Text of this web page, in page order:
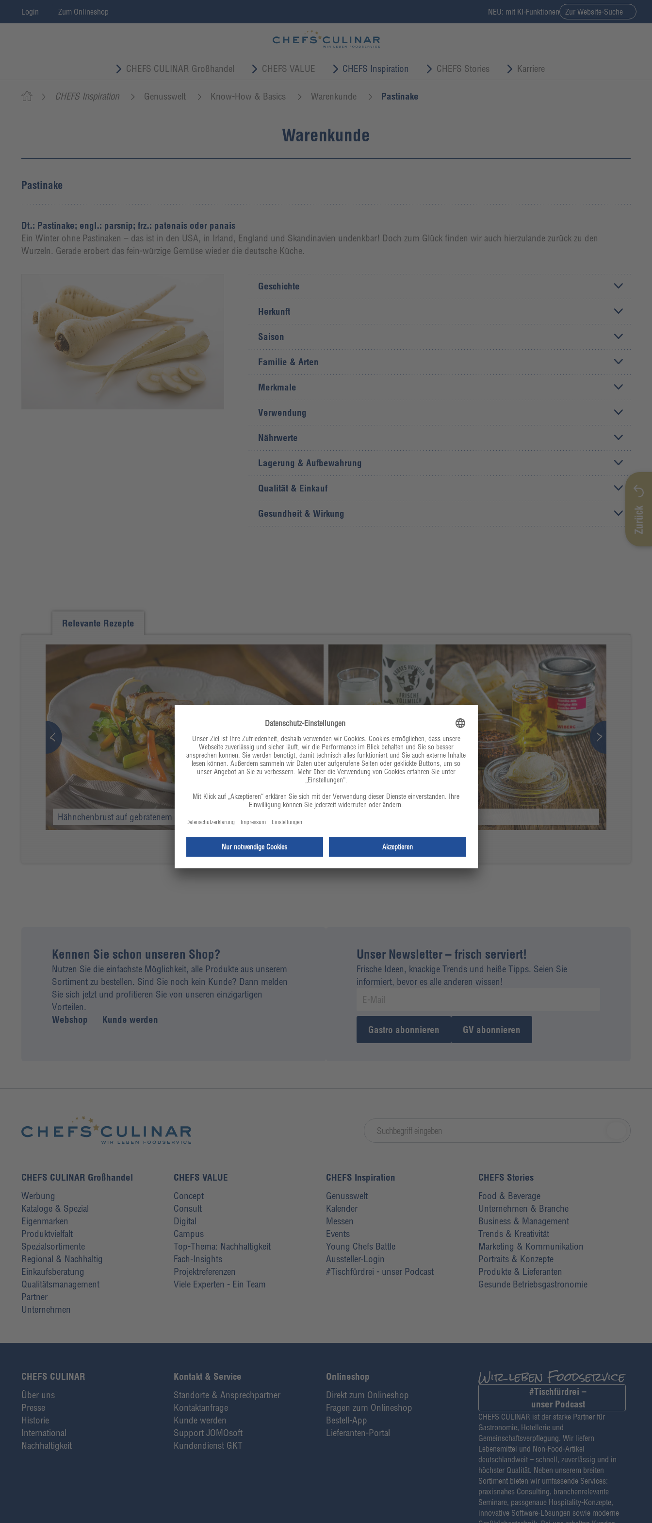
Login Zum Onlineshop NEU: mit KI-Funktionen Zur Website-Suche
CHEFS CULINAR Großhandel CHEFS VALUE CHEFS Inspiration CHEFS Stories Karriere
CHEFS Inspiration Genusswelt Know-How & Basics Warenkunde Pastinake
Warenkunde
Pastinake
Dt.: Pastinake; engl.: parsnip; frz.: patenais oder panais
Ein Winter ohne Pastinaken – das ist in den USA, in Irland, England und Skandinavien undenkbar! Doch zum Glück finden wir auch hierzulande zurück zu den
Wurzeln. Gerade erobert das fein-würzige Gemüse wieder die deutsche Küche.
Geschichte
Herkunft
Saison
Familie & Arten
Merkmale
Verwendung
Nährwerte
Lagerung & Aufbewahrung
Qualität & Einkauf
Gesundheit & Wirkung
Relevante Rezepte
Hähnchenbrust auf gebratenem Wurzelgemüse
Kennen Sie schon unseren Shop?
Nutzen Sie die einfachste Möglichkeit, alle Produkte aus unserem
Sortiment zu bestellen. Sind Sie noch kein Kunde? Dann melden
Sie sich jetzt und profitieren Sie von unseren einzigartigen
Vorteilen.
Webshop
Kunde werden
Unser Newsletter – frisch serviert!
Frische Ideen, knackige Trends und heiße Tipps. Seien Sie
informiert, bevor es alle anderen wissen!
Gastro abonnieren GV abonnieren
CHEFS CULINAR Großhandel
Werbung
Kataloge & Spezial
Eigenmarken
Produktvielfalt
Spezialsortimente
Regional & Nachhaltig
Einkaufsberatung
Qualitätsmanagement
Partner
Unternehmen
CHEFS VALUE
Concept
Consult
Digital
Campus
Top-Thema: Nachhaltigkeit
Fach-Insights
Projektreferenzen
Viele Experten - Ein Team
CHEFS Inspiration
Genusswelt
Kalender
Messen
Events
Young Chefs Battle
Aussteller-Login
#Tischfürdrei - unser Podcast
CHEFS Stories
Food & Beverage
Unternehmen & Branche
Business & Management
Trends & Kreativität
Marketing & Kommunikation
Portraits & Konzepte
Produkte & Lieferanten
Gesunde Betriebsgastronomie
CHEFS CULINAR
Über uns
Presse
Historie
International
Nachhaltigkeit
Kontakt & Service
Standorte & Ansprechpartner
Kontaktanfrage
Kunde werden
Support JOMOsoft
Kundendienst GKT
Onlineshop
Direkt zum Onlineshop
Fragen zum Onlineshop
Bestell-App
Lieferanten-Portal
#Tischfürdrei –
unser Podcast
CHEFS CULINAR ist der starke Partner für
Gastronomie, Hotellerie und
Gemeinschaftsverpflegung. Wir liefern
Lebensmittel und Non-Food-Artikel
deutschlandweit – schnell, zuverlässig und in
höchster Qualität. Neben unserem breiten
Sortiment bieten wir umfassende Services:
praxisnahes Consulting, branchenrelevante
Seminare, passgenaue Hospitality-Konzepte,
innovative Software-Lösungen sowie moderne